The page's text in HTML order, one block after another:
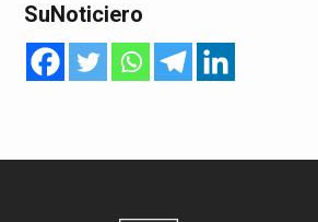
SuNoticiero